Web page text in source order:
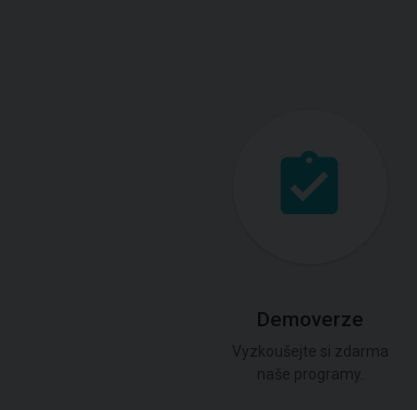
Demoverze